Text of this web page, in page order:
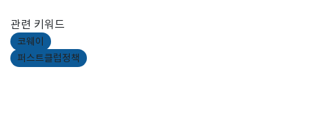
관련 키워드
코웨이
퍼스트클럽정책